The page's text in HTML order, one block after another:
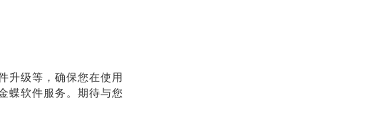
升级等，确保您在使用
蝶软件服务。期待与您